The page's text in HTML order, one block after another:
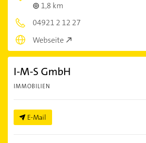
1,8 km
04921 2 12 27
Webseite
I-M-S GmbH
IMMOBILIEN
E-Mail